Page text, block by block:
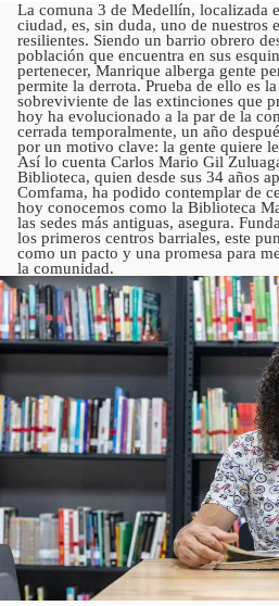
La comuna 3 de Medellín, localizada
ciudad, es, sin duda, uno de nuestros
resilientes. Siendo un barrio obrero
población que encuentra en sus
pertenecer, Manrique alberga gente
permite la derrota. Prueba de ello es
sobreviviente de las extinciones que
hoy ha evolucionado a la par de la
cerrada temporalmente, un año
por un motivo clave: la gente quiere
Así lo cuenta Carlos Mario Gil
Biblioteca, quien desde sus 34 años
Comfama, ha podido contemplar de
hoy conocemos como la Biblioteca
las sedes más antiguas, asegura.
los primeros centros barriales, este
como un pacto y una promesa para
la comunidad.